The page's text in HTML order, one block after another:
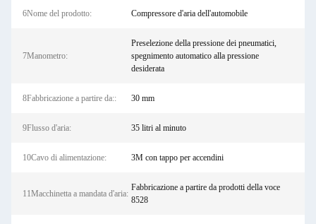
6Nome del prodotto: Compressore d'aria dell'automobile
7Manometro:
Preselezione della pressione dei pneumatici,
spegnimento automatico alla pressione
desiderata
8Fabbricazione a partire da:: 30 mm
9Flusso d'aria: 35 litri al minuto
10Cavo di alimentazione: 3M con tappo per accendini
11Macchinetta a mandata d'aria:
Fabbricazione a partire da prodotti della voce
8528